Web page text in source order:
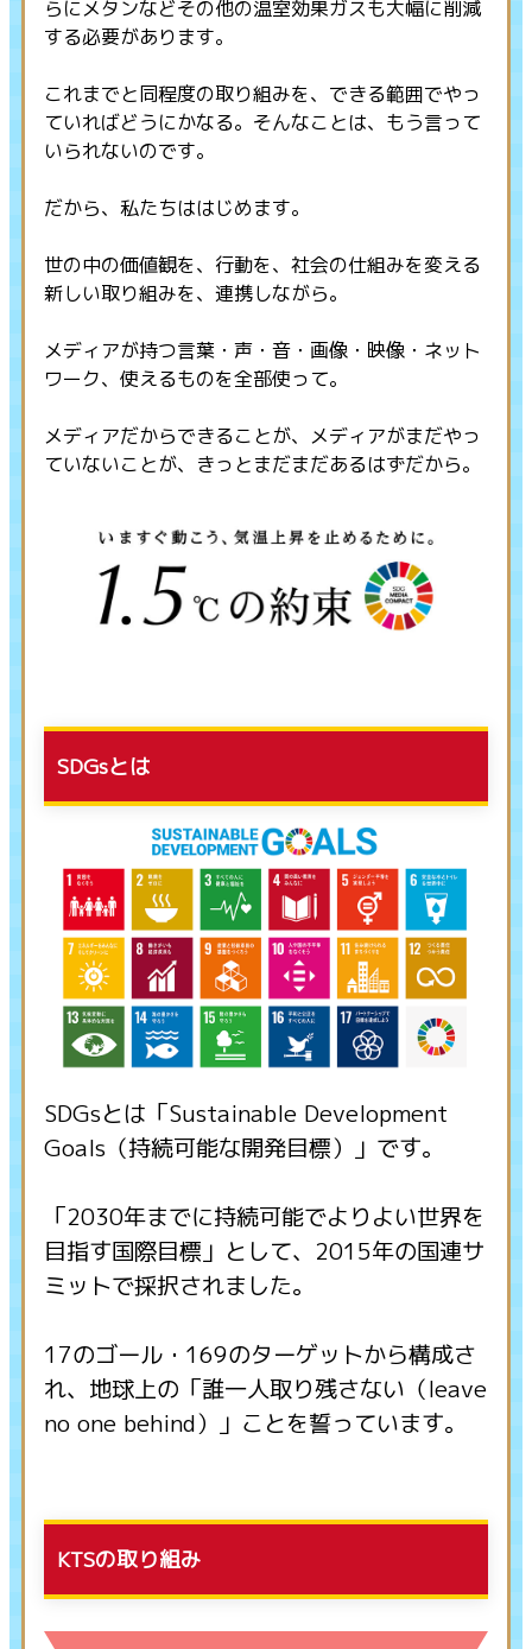
らにメタンなどその他の温室効果ガスも大幅に削減
する必要があります。
これまでと同程度の取り組みを、できる範囲でやっ
ていればどうにかなる。そんなことは、もう言って
いられないのです。
だから、私たちははじめます。
世の中の価値観を、行動を、社会の仕組みを変える
新しい取り組みを、連携しながら。
メディアが持つ言葉・声・音・画像・映像・ネット
ワーク、使えるものを全部使って。
メディアだからできることが、メディアがまだやっ
ていないことが、きっとまだまだあるはずだから。
SDGsとは
SDGsとは「Sustainable Development
Goals（持続可能な開発目標）」です。
「2030年までに持続可能でよりよい世界を
目指す国際目標」として、2015年の国連サ
ミットで採択されました。
17のゴール・169のターゲットから構成さ
れ、地球上の「誰一人取り残さない（leave
no one behind）」ことを誓っています。
KTSの取り組み